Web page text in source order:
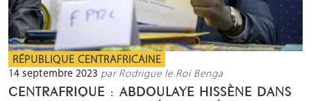
RÉPUBLIQUE CENTRAFRICAINE
14 septembre 2023 par Rodrigue le Roi Benga
CENTRAFRIQUE : ABDOULAYE HISSÈNE DANS